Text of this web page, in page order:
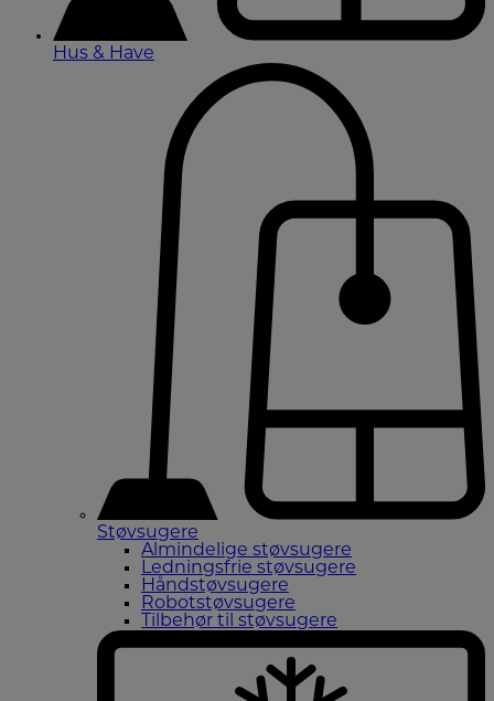
Hus & Have
Støvsugere
Almindelige støvsugere
Ledningsfrie støvsugere
Håndstøvsugere
Robotstøvsugere
Tilbehør til støvsugere